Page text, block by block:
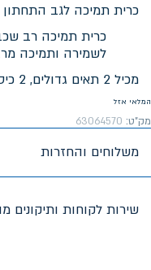
כרית תמיכה לגב התחתון
כרית תמיכה רב
לשמירה ותמיכה
מכיל 2 תאים גדולים, 2 כיסי צד ותא קדמי שומר חום
המלאי אזל
מק"ט: 63064570
משלוחים והחזרות
שירות לקוחות ותיקונים